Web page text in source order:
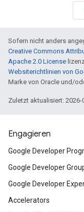
Sofern nicht anders
Creative Commons
Apache 2.0 License
Websiterichtlinien von
Marke von Oracle und/
Zuletzt aktualisiert: 2026-
Engagieren
Google Developer
Google Developer
Google Developer
Accelerators